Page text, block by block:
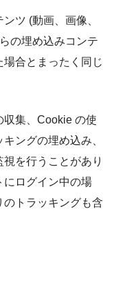
ツ (動画、画像、
の埋め込みコンテ
合とまったく同じ
収集、Cookie の使
ングの埋め込み、
を行うことがあり
にログイン中の場
トラッキングも含